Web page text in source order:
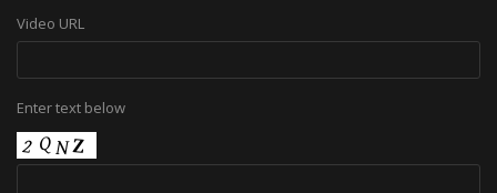
Video URL
Enter text below